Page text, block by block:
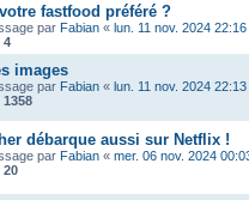
fastfood préféré ?
par Fabian « lun. 11 nov. 2024 22:16
4
images
par Fabian « lun. 11 nov. 2024 22:13
1358
débarque aussi sur Netflix !
par Fabian « mer. 06 nov. 2024
20